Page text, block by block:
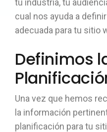
tu industria, tu
cual nos ayuda a
adecuada para tu sitio
Definimos
Una vez que hemos
la información
planificación para tu